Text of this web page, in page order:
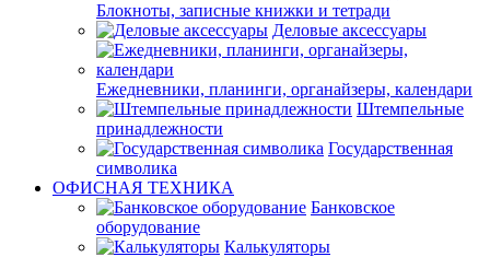
Блокноты, записные книжки и тетради
Деловые аксессуары
Ежедневники, планинги, органайзеры, календари
Штемпельные
принадлежности
Государственная
символика
ОФИСНАЯ ТЕХНИКА
Банковское
оборудование
Калькуляторы